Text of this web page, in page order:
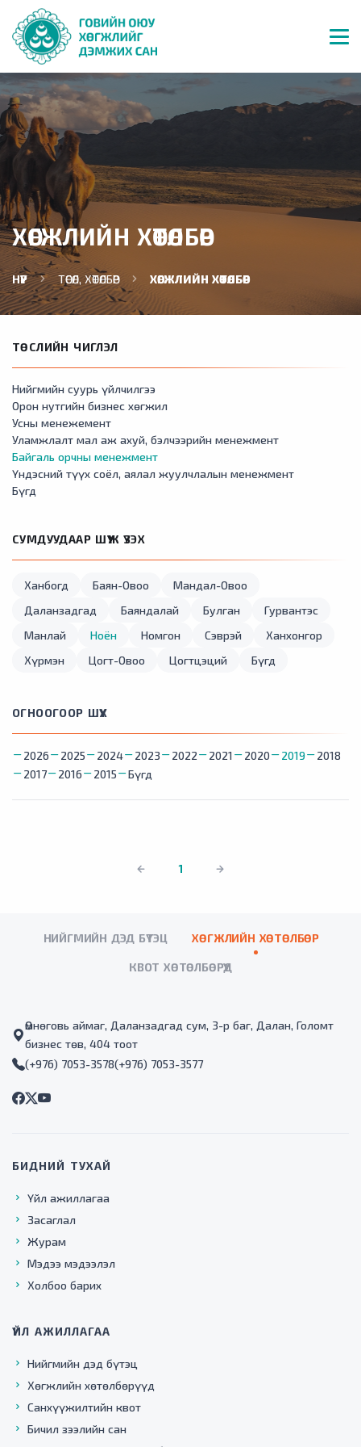
ХӨГЖЛИЙН ХӨТӨЛБӨР
НҮҮР ТӨСӨЛ, ХӨТӨЛБӨР ХӨГЖЛИЙН ХӨТӨЛБӨР
ТӨСЛИЙН ЧИГЛЭЛ
Нийгмийн суурь үйлчилгээ
Орон нутгийн бизнес хөгжил
Усны менежемент
Уламжлалт мал аж ахуй, бэлчээрийн менежмент
Байгаль орчны менежмент
Үндэсний түүх соёл, аялал жуулчлалын менежмент
Бүгд
СУМДУУДААР ШҮҮЖ ҮЗЭХ
Ханбогд Баян-Овоо
Мандал-Овоо
Даланзадгад
Баяндалай Булган
Гурвантэс
Манлай
Ноён Номгон Сэврэй
Ханхонгор
Хүрмэн
Цогт-Овоо Цогтцэций Бүгд
ОГНООГООР ШҮҮХ
2026 2025 2024 2023 2022 2021 2020 2019
2018
2017
2016 2015 Бүгд
1
НИЙГМИЙН ДЭД БҮТЭЦ ХӨГЖЛИЙН ХӨТӨЛБӨР
КВОТ ХӨТӨЛБӨРҮҮД
Өмнөговь аймаг, Даланзадгад сум, 3-р баг, Далан, Голомт
бизнес төв, 404 тоот
(+976) 7053-3578(+976) 7053-3577
БИДНИЙ ТУХАЙ
Үйл ажиллагаа
Засаглал
Журам
Мэдээ мэдээлэл
Холбоо барих
ҮЙЛ АЖИЛЛАГАА
Нийгмийн дэд бүтэц
Хөгжлийн хөтөлбөрүүд
Санхүүжилтийн квот
Бичил зээлийн сан